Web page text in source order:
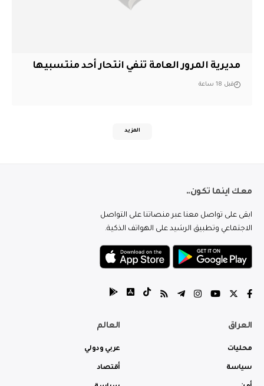
مديرية المرور العامة تنفي انتحار أحد منتسبيها
قبل 18 ساعة
المزيد
معك اينما تكون..
ابقى على تواصل معنا عبر منصاتنا على التواصل
الاجتماعي وتطبيق الرشيد على الهواتف الذكية.
العراق
محليات
سياسة
العالم
عربي ودولي
أقتصاد